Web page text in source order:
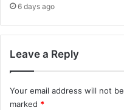
6 days ago
Leave a Reply
Your email address will not
marked *